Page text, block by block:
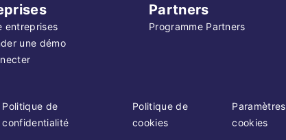
entreprises
une démo
Partners
Programme Partners
Politique de
confidentialité
Politique de
cookies
cookies